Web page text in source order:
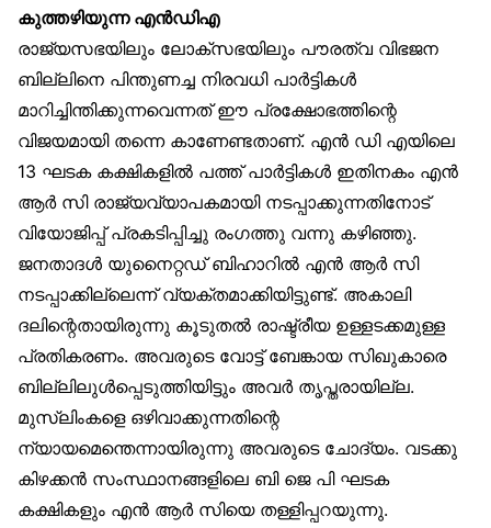
കുത്തഴിയുന്ന എൻഡിഎ
രാജ്യസഭയിലും ലോക്‌സഭയിലും പൗരത്വ വിഭജന
ബില്ലിനെ പിന്തുണച്ച നിരവധി പാർട്ടികൾ
മാറിച്ചിന്തിക്കുന്നവെന്നത് ഈ പ്രക്ഷോഭത്തിന്റെ
വിജയമായി തന്നെ കാണേണ്ടതാണ്. എൻ ഡി എയിലെ
13 ഘടക കക്ഷികളിൽ പത്ത് പാർട്ടികൾ ഇതിനകം എൻ
ആർ സി രാജ്യവ്യാപകമായി നടപ്പാക്കുന്നതിനോട്
വിയോജിപ്പ് പ്രകടിപ്പിച്ചു രംഗത്തു വന്നു കഴിഞ്ഞു.
ജനതാദൾ യുനൈറ്റഡ് ബിഹാറിൽ എൻ ആർ സി
നടപ്പാക്കില്ലെന്ന് വ്യക്തമാക്കിയിട്ടുണ്ട്. അകാലി
ദലിന്റെതായിരുന്നു കൂടുതൽ രാഷ്ട്രീയ ഉള്ളടക്കമുള്ള
പ്രതികരണം. അവരുടെ വോട്ട് ബേങ്കായ സിഖുകാരെ
ബില്ലിലുൾപ്പെടുത്തിയിട്ടും അവർ തൃപ്തരായില്ല.
മുസ്‌ലിംകളെ ഒഴിവാക്കുന്നതിന്റെ
ന്യായമെന്തെന്നായിരുന്നു അവരുടെ ചോദ്യം. വടക്കു
കിഴക്കൻ സംസ്ഥാനങ്ങളിലെ ബി ജെ പി ഘടക
കക്ഷികളും എൻ ആർ സിയെ തള്ളിപ്പറയുന്നു.